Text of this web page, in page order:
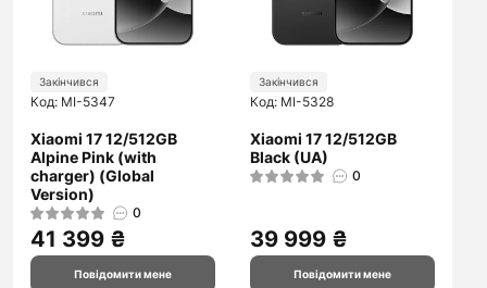
Закінчився
Код: MI-5347
Xiaomi 17 12/512GB
Alpine Pink (with
charger) (Global
Version)
0
41 399 ₴
Повідомити мене
Закінчився
Код: MI-5328
Xiaomi 17 12/512GB
Black (UA)
0
39 999 ₴
Повідомити мене